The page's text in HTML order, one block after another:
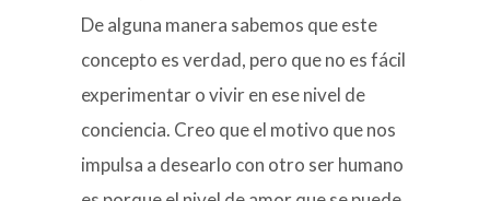
De alguna manera sabemos que este
concepto es verdad, pero que no es fácil
experimentar o vivir en ese nivel de
conciencia. Creo que el motivo que nos
impulsa a desearlo con otro ser humano